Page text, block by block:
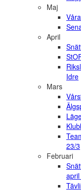
Maj
April
Idre
Mars
23/3
Februari